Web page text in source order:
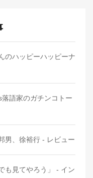
のハッピーハッピーナ
語家のガチンコトー
男、徐裕行 - レビュー
も見てやろう」 - イン